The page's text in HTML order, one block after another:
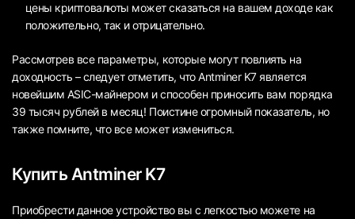
цены криптовалюты может сказаться на вашем доходе как
положительно, так и отрицательно.
Рассмотрев все параметры, которые могут повлиять на
доходность – следует отметить, что Antminer K7 является
новейшим ASIC-майнером и способен приносить вам порядка
39 тысяч рублей в месяц! Поистине огромный показатель, но
также помните, что все может измениться.
Купить Antminer K7
Приобрести данное устройство вы с легкостью можете на